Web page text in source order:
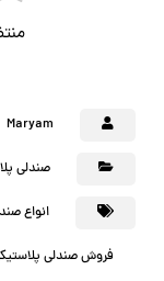
Maryam
صندلی
انواع
فروش صندلی